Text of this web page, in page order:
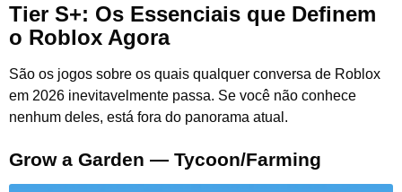
Tier S+: Os Essenciais que Definem
o Roblox Agora
São os jogos sobre os quais qualquer conversa de Roblox
em 2026 inevitavelmente passa. Se você não conhece
nenhum deles, está fora do panorama atual.
Grow a Garden — Tycoon/Farming